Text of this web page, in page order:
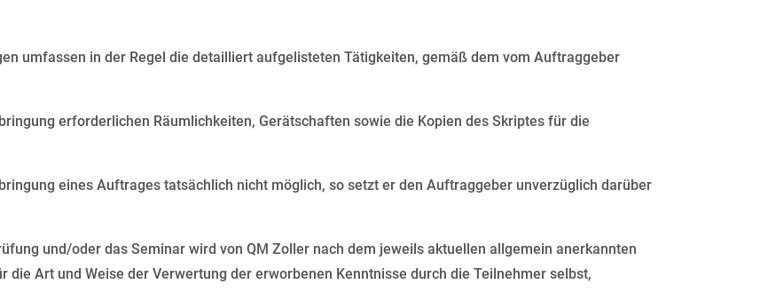
umfassen in der Regel die detailliert aufgelisteten Tätigkeiten, gemäß dem vom Auftraggeber
erforderlichen Räumlichkeiten, Gerätschaften sowie die Kopien des Skriptes für die
eines Auftrages tatsächlich nicht möglich, so setzt er den Auftraggeber unverzüglich darüber
und/oder das Seminar wird von QM Zoller nach dem jeweils aktuellen allgemein anerkannten
die Art und Weise der Verwertung der erworbenen Kenntnisse durch die Teilnehmer selbst,